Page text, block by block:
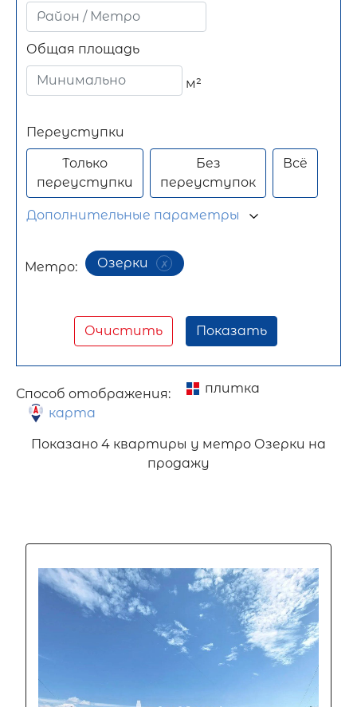
Общая площадь
м²
Переуступки
Только
переуступки
Без
переуступок
Всё
Дополнительные параметры
Метро: Озерки
Очистить Показать
Способ отображения:
плитка
карта
Показано 4 квартиры у метро Озерки на
продажу